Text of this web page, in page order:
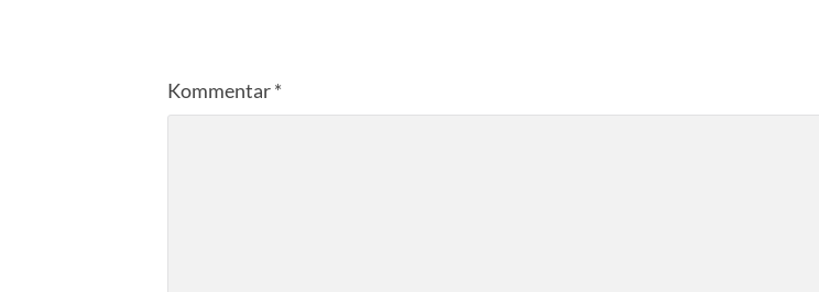
Kommentar*